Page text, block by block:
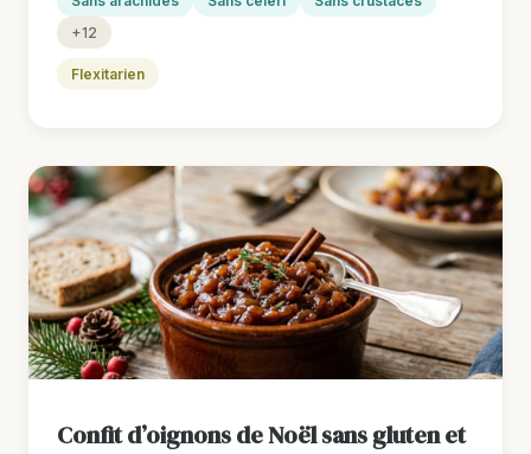
+12
Flexitarien
Confit d’oignons de Noël sans gluten et